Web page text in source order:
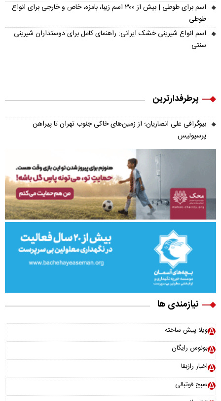
اسم برای طوطی | بیش از ۳۰۰ اسم زیبا، بامزه، خاص و خارجی برای انواع
طوطی
اسم انواع شیرینی خشک ایرانی: راهنمای کامل برای دوستداران شیرینی
سنتی
پرطرفدارترین
بیوگرافی علی انصاریان؛ از زمین‌های خاکی جنوب تهران تا پیراهن
پرسپولیس
نیازمندی ها
ویلا پیش ساخته
بونوس رایگان
اخبار رازبقا
صبح فوتبالی